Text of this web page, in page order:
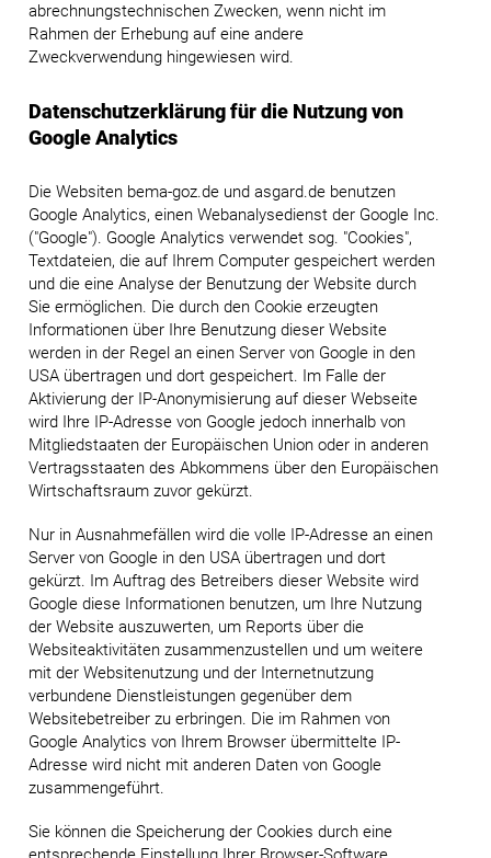
abrechnungstechnischen Zwecken, wenn nicht im
Rahmen der Erhebung auf eine andere
Zweckverwendung hingewiesen wird.
Datenschutzerklärung für die Nutzung von
Google Analytics
Die Websiten bema-goz.de und asgard.de benutzen
Google Analytics, einen Webanalysedienst der Google Inc.
("Google"). Google Analytics verwendet sog. "Cookies",
Textdateien, die auf Ihrem Computer gespeichert werden
und die eine Analyse der Benutzung der Website durch
Sie ermöglichen. Die durch den Cookie erzeugten
Informationen über Ihre Benutzung dieser Website
werden in der Regel an einen Server von Google in den
USA übertragen und dort gespeichert. Im Falle der
Aktivierung der IP-Anonymisierung auf dieser Webseite
wird Ihre IP-Adresse von Google jedoch innerhalb von
Mitgliedstaaten der Europäischen Union oder in anderen
Vertragsstaaten des Abkommens über den Europäischen
Wirtschaftsraum zuvor gekürzt.
Nur in Ausnahmefällen wird die volle IP-Adresse an einen
Server von Google in den USA übertragen und dort
gekürzt. Im Auftrag des Betreibers dieser Website wird
Google diese Informationen benutzen, um Ihre Nutzung
der Website auszuwerten, um Reports über die
Websiteaktivitäten zusammenzustellen und um weitere
mit der Websitenutzung und der Internetnutzung
verbundene Dienstleistungen gegenüber dem
Websitebetreiber zu erbringen. Die im Rahmen von
Google Analytics von Ihrem Browser übermittelte IP-
Adresse wird nicht mit anderen Daten von Google
zusammengeführt.
Sie können die Speicherung der Cookies durch eine